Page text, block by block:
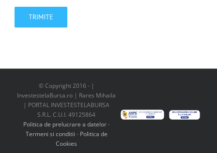
© Copyright 2016 - |
InvestestelaBursa.ro | Rares Mihaila
| PORTAL INVESTESTELABURSA
S.R.L. C.U.I. 49125864
Politica de prelucrare a datelor-
Termeni si conditii - Politica de
Cookies